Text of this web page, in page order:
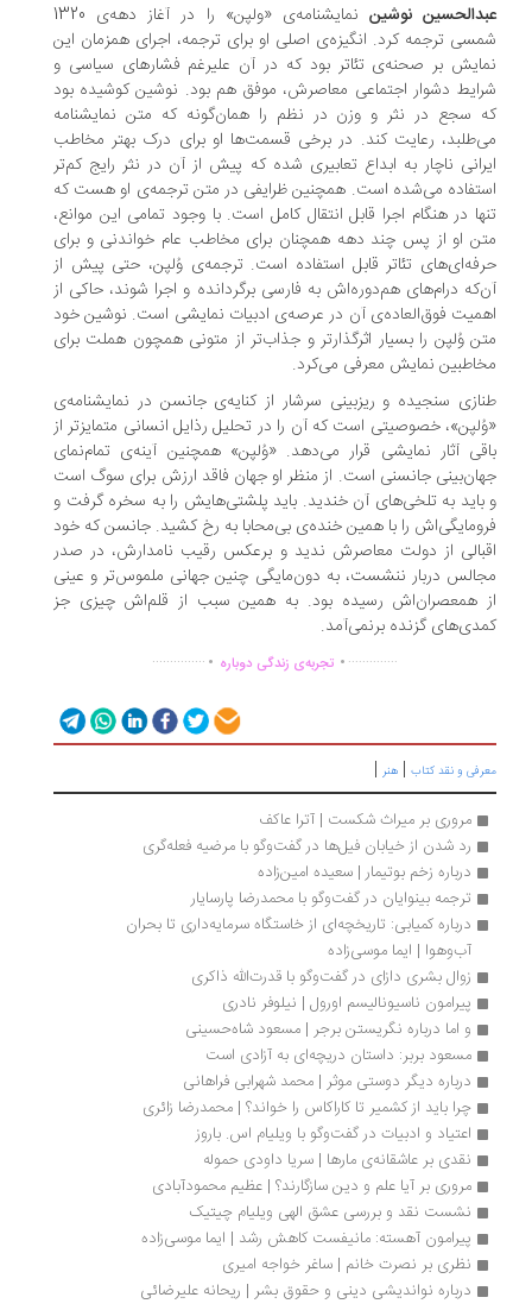
نوشین
نمایشنامه‌ی «ولپن» را در آغاز دهه‌ی 1320
ترجمه کرد. انگیزه‌ی اصلی او برای ترجمه، اجرای همزمان این
بر صحنه‌ی تئاتر بود که در آن علیرغم فشارهای سیاسی و
دشوار اجتماعی معاصرش، موفق هم بود. نوشین کوشیده بود
سجع در نثر و وزن در نظم را همان‌گونه که متن نمایشنامه
رعایت کند. در برخی قسمت‌ها او برای درک بهتر مخاطب
ناچار به ابداع تعابیری شده که پیش از آن در نثر رایج کم‌تر
می‌شده است. همچنین ظرایفی در متن ترجمه‌ی او هست که
در هنگام اجرا قابل انتقال کامل است. با وجود تمامی این موانع،
او از پس چند دهه همچنان برای مخاطب عام خواندنی و برای
تئاتر قابل استفاده است. ترجمه‌ی وُلپن، حتی پیش از
درام‌های هم‌دوره‌اش به فارسی برگردانده و اجرا شوند، حاکی از
فوق‌العاده‌ی آن در عرصه‌ی ادبیات نمایشی است. نوشین خود
وُلپن را بسیار اثرگذارتر و جذاب‌تر از متونی همچون هملت برای
نمایش معرفی می‌کرد.
سنجیده و ریزبینی سرشار از کنایه‌ی جانسن در نمایشنامه‌ی
خصوصیتی است که آن را در تحلیل رذایل انسانی متمایزتر از
آثار نمایشی قرار می‌دهد. «وُلپن» همچنین آینه‌ی تمام‌نمای
جانسنی است. از منظر او جهان فاقد ارزش برای سوگ است
به تلخی‌های آن خندید. باید پلشتی‌هایش را به سخره گرفت و
را با همین خنده‌ی بی‌محابا به رخ کشید. جانسن که خود
از دولت معاصرش ندید و برعکس رقیب نامدارش، در صدر
دربار ننشست، به دون‌مایگی چنین جهانی ملموس‌تر و عینی
همعصران‌اش رسیده بود. به همین سبب از قلم‌اش چیزی جز
گزنده برنمی‌آمد.
............... .تجربه‌ی زندگی دوباره ...............
و نقد کتاب|هنر|
مروری بر میراث شکست | آترا عاکف
رد شدن از خیابان فیل‌ها در گفت‌وگو با مرضیه فعله‌گری
درباره زخم بوتیمار | سعیده امین‌زاده
ترجمه بینوایان در گفت‌وگو با محمدرضا پارسایار
درباره کمیابی: تاریخچه‌ای از خاستگاه سرمایه‌داری تا بحران
آب‌وهوا | ایما موسی‌زاده
زوال بشری دازای در گفت‌وگو با قدرت‌الله ذاکری
پیرامون ناسیونالیسم اورول | نیلوفر نادری
و اما درباره نگریستن برجر | مسعود شاه‏‌حسینی
مسعود بربر: داستان دریچه‌ای به آزادی است
درباره دیگر دوستی موثر | محمد شهرابی فراهانی
چرا بايد از کشمیر تا کاراکاس را خواند؟ | محمدرضا زائری
اعتیاد و ادبیات در گفت‌وگو با ویلیام اس. باروز
نقدی بر عاشقانه‌ی مارها | سریا داودی حموله
مروری بر آیا علم و دین سازگارند؟ | عظیم محمودآبادی
نشست نقد و بررسی عشق الهی ویلیام چیتیک
پیرامون آهسته: مانیفست کاهش رشد | ایما موسی‌زاده
نظری بر نصرت خانم | ساغر خواجه امیری
درباره نواندیشی دینی و حقوق بشر | ریحانه علیرضائی